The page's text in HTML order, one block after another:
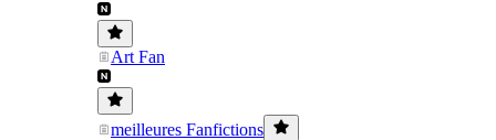
Art Fan
meilleures Fanfictions